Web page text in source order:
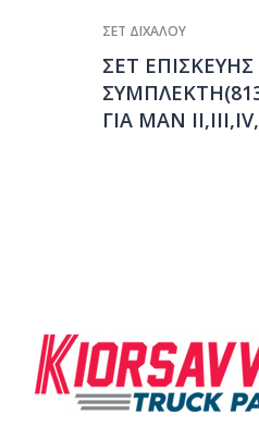
ΣΕΤ ΔΙΧΑΛΟΥ
ΣΕΤ ΕΠΙΣΚΕΥΗΣ
ΓΙΑ ΜΑΝ